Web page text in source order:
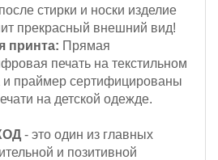
стирки и носки изделие
прекрасный внешний вид!
принта: Прямая
печать на текстильном
и праймер сертифицированы
на детской одежде.
- это один из главных
и позитивной